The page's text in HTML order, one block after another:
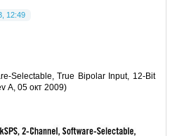
12:49
Selectable, True Bipolar Input, 12-Bit
A, 05 окт 2009)